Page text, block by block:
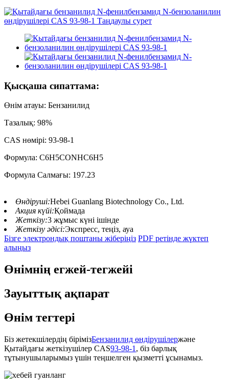
Қысқаша сипаттама:
Өнім атауы: Бензанилид
Тазалық: 98%
CAS нөмірі: 93-98-1
Формула: C6H5CONHC6H5
Формула Салмағы: 197.23
Өндіруші:Hebei Guanlang Biotechnology Co., Ltd.
Акция күйі:Қоймада
Жеткізу:3 жұмыс күні ішінде
Жеткізу әдісі:Экспресс, теңіз, ауа
Бізге электрондық поштаны жіберіңіз PDF ретінде жүктеп
алыңыз
Өнімнің егжей-тегжейі
Зауыттық ақпарат
Өнім тегтері
Біз жетекшілердің бірімізБензанилид өндірушілержәне
Қытайдағы жеткізушілер CAS93-98-1 , біз барлық
тұтынушыларымыз үшін теңшелген қызметті ұсынамыз.